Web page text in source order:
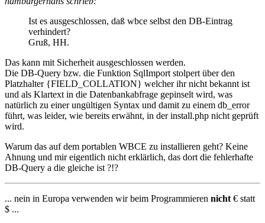
Ist es ausgeschlossen, daß wbce selbst den DB-Eintrag
verhindert?
Gruß, HH.
Das kann mit Sicherheit ausgeschlossen werden.
Die DB-Query bzw. die Funktion SqlImport stolpert über den
Platzhalter {FIELD_COLLATION} welcher ihr nicht bekannt ist
und als Klartext in die Datenbankabfrage gepinselt wird, was
natürlich zu einer ungültigen Syntax und damit zu einem db_error
führt, was leider, wie bereits erwähnt, in der install.php nicht geprüft
wird.
Warum das auf dem portablen WBCE zu installieren geht? Keine
Ahnung und mir eigentlich nicht erklärlich, das dort die fehlerhafte
DB-Query a die gleiche ist ?!?
... nein in Europa verwenden wir beim Programmieren nicht € statt
$ ...